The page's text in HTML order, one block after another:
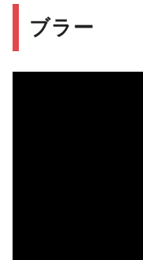
ブラー